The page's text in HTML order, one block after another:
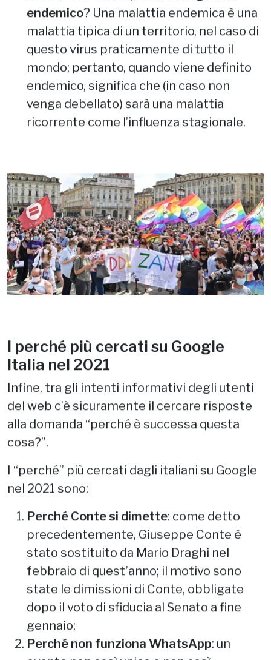
endemico? Una malattia endemica è una
malattia tipica di un territorio, nel caso di
questo virus praticamente di tutto il
mondo; pertanto, quando viene definito
endemico, significa che (in caso non
venga debellato) sarà una malattia
ricorrente come l’influenza stagionale.
I perché più cercati su Google
Italia nel 2021
Infine, tra gli intenti informativi degli utenti
del web c’è sicuramente il cercare risposte
alla domanda “perché è successa questa
cosa?”.
I “perché” più cercati dagli italiani su Google
nel 2021 sono:
Perché Conte si dimette: come detto
precedentemente, Giuseppe Conte è
stato sostituito da Mario Draghi nel
febbraio di quest’anno; il motivo sono
state le dimissioni di Conte, obbligate
dopo il voto di sfiducia al Senato a fine
gennaio;
Perché non funziona WhatsApp: un